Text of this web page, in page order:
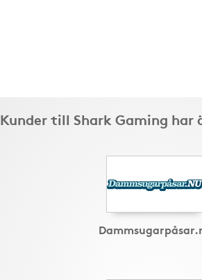
Kunder till Shark Gaming har